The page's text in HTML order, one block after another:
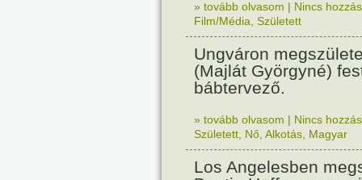
» tovább olvasom | Nincs
Film/Média Született
Ungváron
(Majlát Györgyné)
bábtervező.
» tovább olvasom | Nincs
Született Nő Alkotás Magyar
Los Angelesben